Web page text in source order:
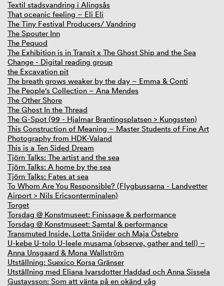
Textil stadsvandring i Alingsås
That oceanic feeling – Eli Eli
The Tiny Festival Producers/ Vandring
The Spouter Inn
The Pequod
The Exhibition is in Transit x The Ghost Ship and the Sea
Change - Digital reading group
the Excavation pit
The breath grows weaker by the day – Emma & Conti
The People's Collection – Ana Mendes
The Other Shore
The Ghost In the Thread
The G-Spot (99 - Hjalmar Brantingsplatsen > Kungssten)
This Construction of Meaning – Master Students of Fine Art
Photography from HDK-Valand
This is a Ten Sided Dream
Tjörn Talks: The artist and the sea
Tjörn Talks: A home by the sea
Tjörn Talks: Fates at sea
To Whom Are You Responsible? (Flygbussarna - Landvetter
Airport > Nils Ericsonterminalen)
Torget
Torsdag @ Konstmuseet: Finissage & performance
Torsdag @ Konstmuseet: Samtal & performance
Transmuted Inside, Lotta Snijder och Maja Östebro
U-kebe U-tolo U-leele musama (observe, gather and tell) –
Anna Unsgaard & Mona Wallström
Utställning: Suexico Korsa Gränser
Utställning med Eliana Ivarsdotter Haddad och Anna Sissela
Gustavsson: Som att vänta på en okänd våg